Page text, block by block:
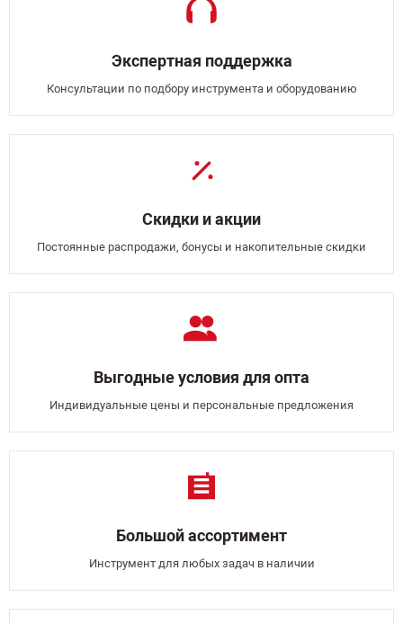
Экспертная поддержка
Консультации по подбору инструмента и оборудованию
Скидки и акции
Постоянные распродажи, бонусы и накопительные скидки
Выгодные условия для опта
Индивидуальные цены и персональные предложения
Большой ассортимент
Инструмент для любых задач в наличии